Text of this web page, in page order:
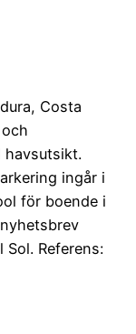
Costa
havsutsikt.
ingår i
för boende i
Referens: